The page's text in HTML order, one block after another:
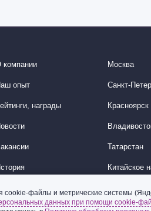
компании
опыт
награды
Москва
Санкт-
Красноярск
Татарстан
Китайское
Корейское
Ближний
cookie-файлы и метрические системы
данных при помощи cookie-